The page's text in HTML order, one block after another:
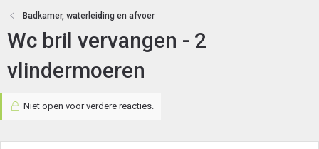
Badkamer, waterleiding en afvoer
Wc bril vervangen - 2
vlindermoeren
Niet open voor verdere reacties.